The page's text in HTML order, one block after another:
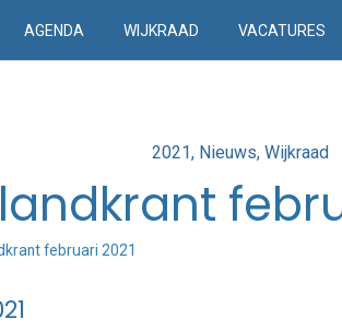
AGENDA WIJKRAAD VACATURES
Posted
2021 Nieuws Wijkraad
februari 2021